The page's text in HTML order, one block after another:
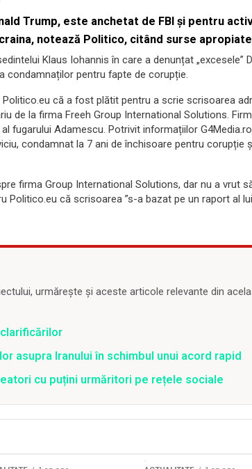
Trump, este anchetat de FBI și pentru
notează Politico, citând surse
Klaus Iohannis în care a denunțat „excesele”
condamnaților pentru fapte de corupție.
că a fost plătit pentru a scrie scrisoarea
de la firma Freeh Group International Solutions.
fugarului Adamescu. Potrivit informațiilor
condamnat la 7 ani de închisoare pentru corupție
firma Group International Solutions, dar nu a vrut
Politico.eu că scrisoarea ”s-a bazat pe un raport al
urmărește și aceste articole relevante din
asupra Iranului în schimbul unui acord rapid
cu puțini urmăritori pe rețele sociale